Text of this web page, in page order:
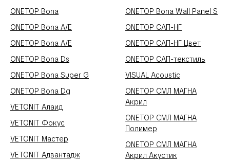
ONETOP Bona
ONETOP Bona A/E
ONETOP Bona A/E
ONETOP Bona Ds
ONETOP Bona Super G
ONETOP Bona Dg
VETONIT Алаид
VETONIT Фокус
VETONIT Мастер
VETONIT Адвантадж
ONETOP Bona Wall Panel S
ONETOP САП-НГ
ONETOP САП-НГ Цвет
ONETOP САП-текстиль
VISUAL Acoustic
ONETOP СМЛ МАГНА
Акрил
ONETOP СМЛ МАГНА
Полимер
ONETOP СМЛ МАГНА
Акрил Акустик